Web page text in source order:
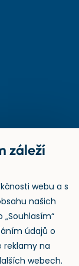
záleží
webu a s
našich
údajů o
reklamy na
webech.